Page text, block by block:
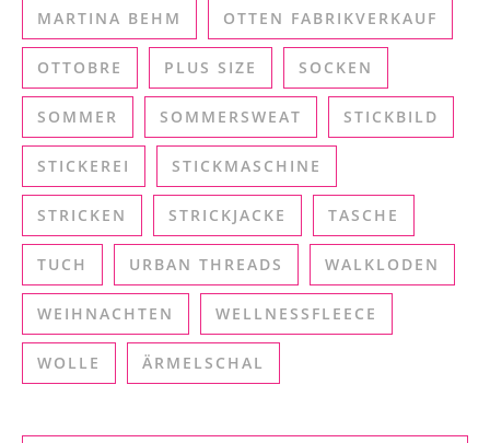
MARTINA BEHM OTTEN FABRIKVERKAUF
OTTOBRE PLUS SIZE SOCKEN
SOMMER SOMMERSWEAT STICKBILD
STICKEREI STICKMASCHINE
STRICKEN STRICKJACKE TASCHE
TUCH URBAN THREADS WALKLODEN
WEIHNACHTEN WELLNESSFLEECE
WOLLE ÄRMELSCHAL